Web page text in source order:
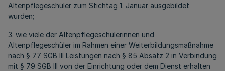
Altenpflegeschüler zum Stichtag 1. Januar ausgebildet
wurden;
3. wie viele der Altenpflegeschülerinnen und
Altenpflegeschüler im Rahmen einer Weiterbildungsmaßnahme
nach § 77 SGB III Leistungen nach § 85 Absatz 2 in Verbindung
mit § 79 SGB III von der Einrichtung oder dem Dienst erhalten